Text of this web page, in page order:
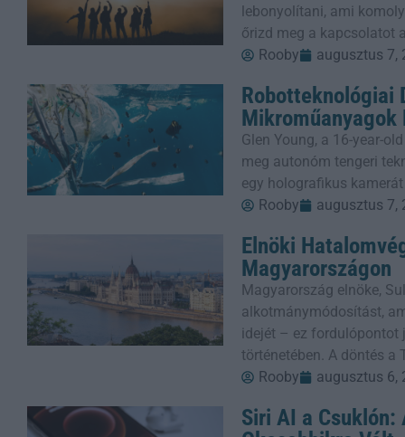
lebonyolítani, ami
őrizd meg a kapcsolatot
Rooby
augusztus 7,
Robotteknológiai
Mikroműanyagok
Glen Young, a 16-year-
meg autonóm tengeri
egy holografikus
Rooby
augusztus 7,
Elnöki
Magyarországon
Magyarország elnöke,
alkotmánymódosítást,
idejét – ez fordulópontot
történetében. A döntés a
Rooby
augusztus 6,
Siri AI a Csuklón: